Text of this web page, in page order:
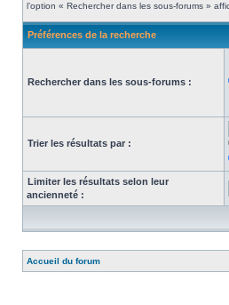
l’option « Rechercher dans les sous-forums »
Préférences de la recherche
Rechercher dans les sous-forums :
Trier les résultats par :
Limiter les résultats selon leur
ancienneté :
Accueil du forum